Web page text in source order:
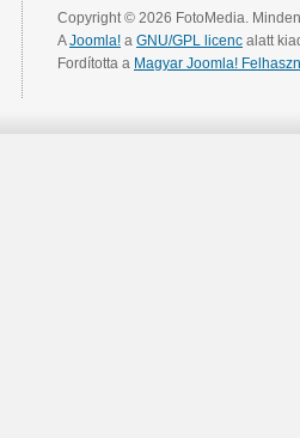
Copyright © 2026 FotoMedia.
AJoomla! a GNU/GPL licenc alatt
Fordította a Magyar Joomla!